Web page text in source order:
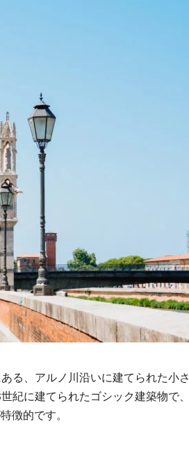
る、アルノ川沿いに建てられた小さ
紀に建てられたゴシック建築物で、
徴的です。